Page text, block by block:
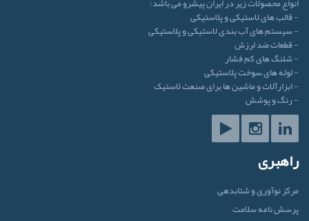
انواع محصولات زیر در ایران پیشرو می باشد:
- قالب های لاستیکی و پلاستیکی
- سیستم های آب بندی لاستیکی و پلاستیکی
- قطعات ضد لرزش
- شلنگ های کم فشار
- لوله های سوخت پلاستیکی
- ابزارآلات و ماشین ها برای صنعت لاستیک
- رنگ و پوشش
راهبری
مرکز نوآوری و شتابدهی
پرسش نامه سلامت